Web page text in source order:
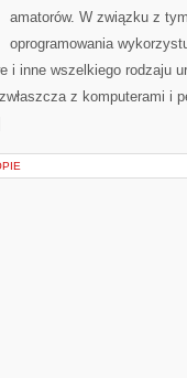
amatorów. W związku z
oprogramowania
i inne wszelkiego rodzaju
z komputerami i